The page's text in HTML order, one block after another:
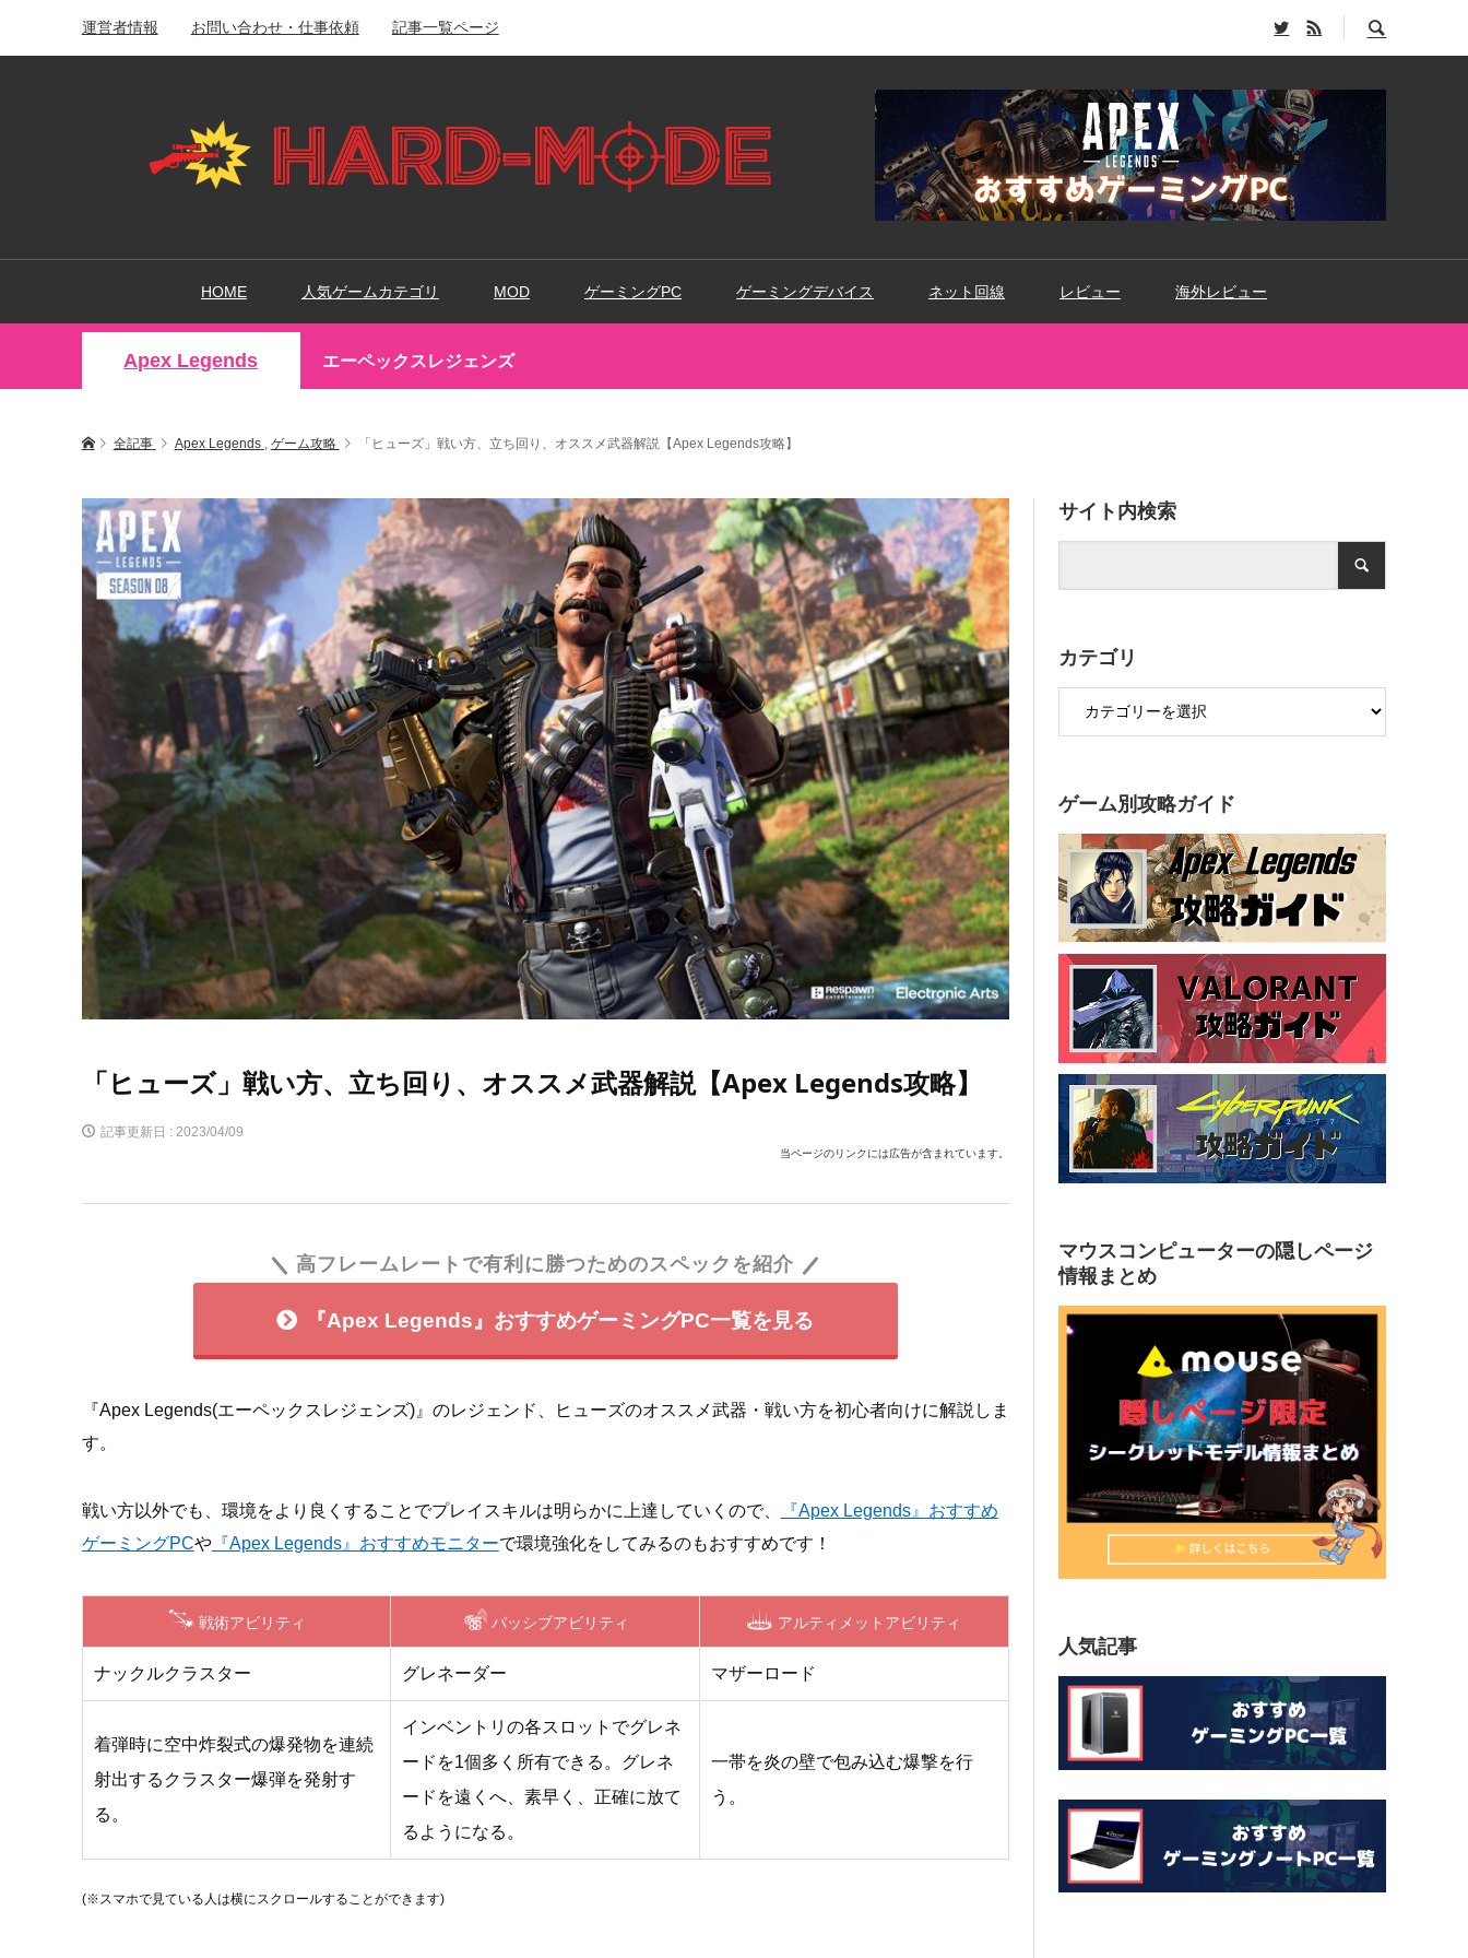
運営者情報 お問い合わせ・仕事依頼 記事一覧ページ
HOME 人気ゲームカテゴリ MOD ゲーミングPC ゲーミングデバイス ネット回線 レビュー 海外レビュー
Apex Legends エーペックスレジェンズ
全記事 Apex Legends , ゲーム攻略 「ヒューズ」戦い方、立ち回り、オススメ武器解説【Apex Legends攻略】
「ヒューズ」戦い方、立ち回り、オススメ武器解説【Apex Legends攻略】
記事更新日 : 2023/04/09
当ページのリンクには広告が含まれています。
高フレームレートで有利に勝つためのスペックを紹介
『Apex Legends』おすすめゲーミングPC一覧を見る
『Apex Legends(エーペックスレジェンズ)』のレジェンド、ヒューズのオススメ武器・戦い方を初心者向けに解説しま
す。
戦い方以外でも、環境をより良くすることでプレイスキルは明らかに上達していくので、
『Apex Legends』おすすめ
ゲーミングPCや『Apex Legends』おすすめモニターで環境強化をしてみるのもおすすめです！
戦術アビリティ パッシブアビリティ アルティメットアビリティ
ナックルクラスター グレネーダー マザーロード
着弾時に空中炸裂式の爆発物を連続
射出するクラスター爆弾を発射す
る。
インベントリの各スロットでグレネ
ードを1個多く所有できる。グレネ
ードを遠くへ、素早く、正確に放て
るようになる。
一帯を炎の壁で包み込む爆撃を行
う。
(※スマホで見ている人は横にスクロールすることができます)
サイト内検索
カテゴリ
ゲーム別攻略ガイド
マウスコンピューターの隠しページ
情報まとめ
人気記事